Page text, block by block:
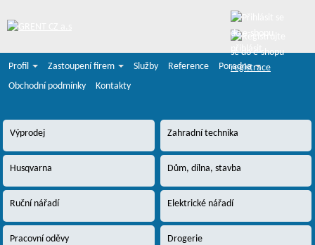
registrace
Profil
Zastoupení firem Služby Reference
Poradna
Obchodní podmínky
Kontakty
Výprodej Zahradní technika
Husqvarna Dům, dílna, stavba
Ruční nářadí Elektrické nářadí
Pracovní oděvy Drogerie